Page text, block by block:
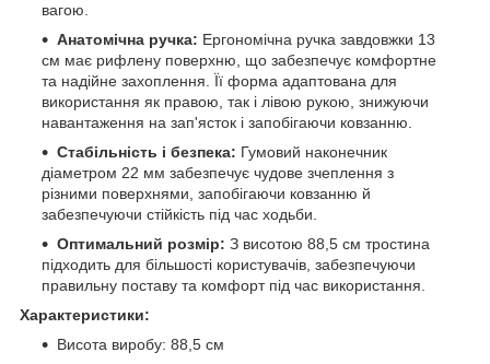
вагою.
Анатомічна ручка: Ергономічна ручка завдовжки 13
см має рифлену поверхню, що забезпечує комфортне
та надійне захоплення. Її форма адаптована для
використання як правою, так і лівою рукою, знижуючи
навантаження на зап'ясток і запобігаючи ковзанню.
Стабільність і безпека: Гумовий наконечник
діаметром 22 мм забезпечує чудове зчеплення з
різними поверхнями, запобігаючи ковзанню й
забезпечуючи стійкість під час ходьби.
Оптимальний розмір: З висотою 88,5 см тростина
підходить для більшості користувачів, забезпечуючи
правильну поставу та комфорт під час використання.
Характеристики:
Висота виробу: 88,5 см